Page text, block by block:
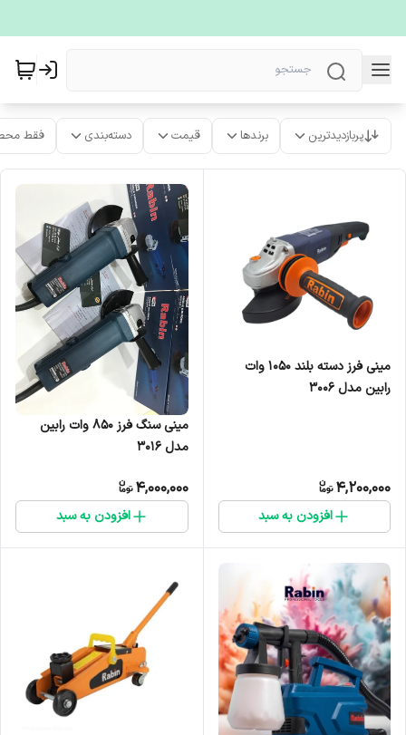
پربازدیدترین برندها قیمت دسته‌بندی فقط
مینی فرز دسته بلند ۱۰۵۰ وات
رابین مدل ۳۰۰۶
4,200,000
افزودن به سبد
مینی سنگ فرز ۸۵۰ وات رابین
مدل ۳۰۱۶
4,000,000
افزودن به سبد